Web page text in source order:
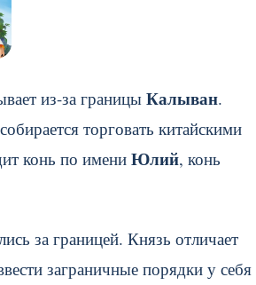
из-за границыКалыван.
торговать китайскими
конь по имени Юлий, конь
за границей. Князь отличает
заграничные порядки у себя